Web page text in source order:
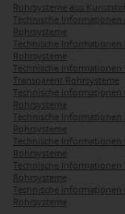
Rohrsysteme aus
Technische Informationen
Rohrsysteme
Technische Informationen
Rohrsysteme
Technische Informationen
Transparent Rohrsysteme
Technische Informationen
Rohrsysteme
Technische Informationen
Rohrsysteme
Technische Informationen
Rohrsysteme
Technische Informationen
Rohrsysteme
Technische Informationen
Rohrsysteme